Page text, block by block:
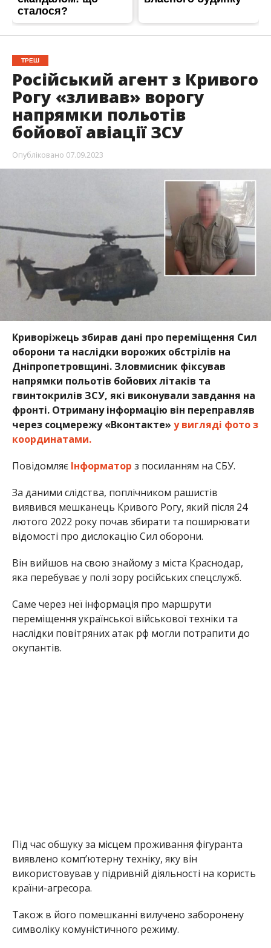
ТРЕШ
Російський агент з Кривого
Рогу «зливав» ворогу
напрямки польотів
бойової авіації ЗСУ
Опубліковано 07.09.2023
Криворіжець збирав дані про переміщення Сил
оборони та наслідки ворожих обстрілів на
Дніпропетровщині. Зловмисник фіксував
напрямки польотів бойових літаків та
гвинтокрилів ЗСУ, які виконували завдання на
фронті. Отриману інформацію він переправляв
через соцмережу «Вконтакте» у вигляді фото з
координатами.
Повідомляє Інформатор з посиланням на СБУ.
За даними слідства, поплічником рашистів
виявився мешканець Кривого Рогу, який після 24
лютого 2022 року почав збирати та поширювати
відомості про дислокацію Сил оборони.
Він вийшов на свою знайому з міста Краснодар,
яка перебуває у полі зору російських спецслужб.
Саме через неї інформація про маршрути
переміщення української військової техніки та
наслідки повітряних атак рф могли потрапити до
окупантів.
Під час обшуку за місцем проживання фігуранта
виявлено комп’ютерну техніку, яку він
використовував у підривній діяльності на користь
країни-агресора.
Також в його помешканні вилучено заборонену
символіку комуністичного режиму.